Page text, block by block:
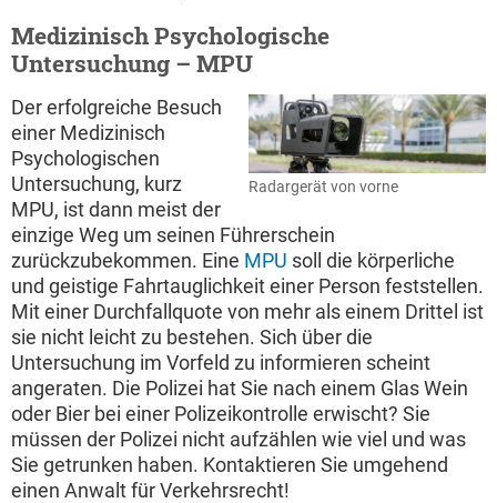
Medizinisch Psychologische
Untersuchung – MPU
Radargerät von vorne
Der erfolgreiche Besuch
einer Medizinisch
Psychologischen
Untersuchung, kurz
MPU, ist dann meist der
einzige Weg um seinen Führerschein
zurückzubekommen. Eine MPU soll die körperliche
und geistige Fahrtauglichkeit einer Person feststellen.
Mit einer Durchfallquote von mehr als einem Drittel ist
sie nicht leicht zu bestehen. Sich über die
Untersuchung im Vorfeld zu informieren scheint
angeraten. Die Polizei hat Sie nach einem Glas Wein
oder Bier bei einer Polizeikontrolle erwischt? Sie
müssen der Polizei nicht aufzählen wie viel und was
Sie getrunken haben. Kontaktieren Sie umgehend
einen Anwalt für Verkehrsrecht!